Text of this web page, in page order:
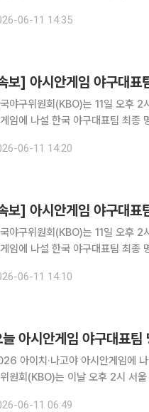
중구 한국프레스센터에서 2026
06-11 14:35
보] 아시안게임 야구대표
야구위원회(KBO)는 11일 오후
에 나설 한국 야구대표팀 최종 명단을 발표했다. 이날 발표된
06-11 14:20
보] 아시안게임 야구대표
야구위원회(KBO)는 11일 오후
에 나설 한국 야구대표팀 최종 명단을 발표했다. 이날 발표된
최준용(이상 롯데 자이언츠), 최민
06-11 14:10
늘 아시안게임 야구대표
아이치·나고야 아시안게임에 나
원회(KBO)는 이날 오후 2시 서
06-11 06:49